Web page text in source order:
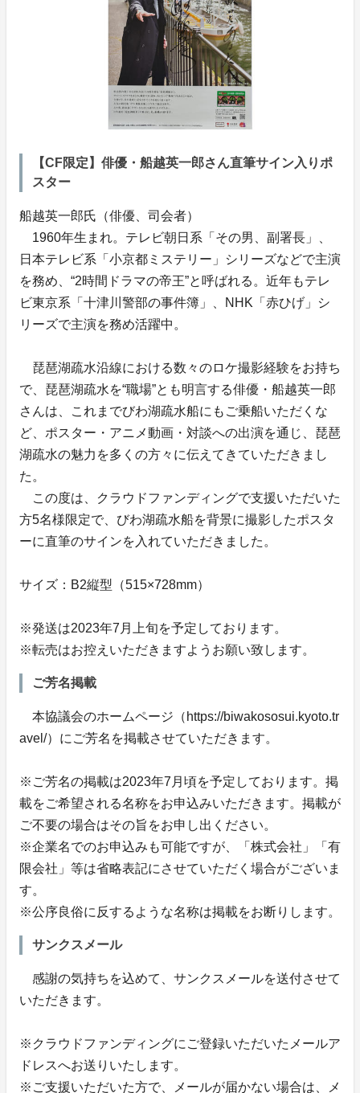
【CF限定】俳優・船越英一郎さん直筆サイン入りポ
スター
船越英一郎氏（俳優、司会者）
1960年生まれ。テレビ朝日系「その男、副署長」、
日本テレビ系「小京都ミステリー」シリーズなどで主演
を務め、“2時間ドラマの帝王”と呼ばれる。近年もテレ
ビ東京系「十津川警部の事件簿」、NHK「赤ひげ」シ
リーズで主演を務め活躍中。
琵琶湖疏水沿線における数々のロケ撮影経験をお持ち
で、琵琶湖疏水を“職場”とも明言する俳優・船越英一郎
さんは、これまでびわ湖疏水船にもご乗船いただくな
ど、ポスター・アニメ動画・対談への出演を通じ、琵琶
湖疏水の魅力を多くの方々に伝えてきていただきまし
た。
この度は、クラウドファンディングで支援いただいた
方5名様限定で、びわ湖疏水船を背景に撮影したポスタ
ーに直筆のサインを入れていただきました。
サイズ：B2縦型（515×728mm）
※発送は2023年7月上旬を予定しております。
※転売はお控えいただきますようお願い致します。
ご芳名掲載
本協議会のホームページ（https://biwakososui.kyoto.tr
avel/）にご芳名を掲載させていただきます。
※ご芳名の掲載は2023年7月頃を予定しております。掲
載をご希望される名称をお申込みいただきます。掲載が
ご不要の場合はその旨をお申し出ください。
※企業名でのお申込みも可能ですが、「株式会社」「有
限会社」等は省略表記にさせていただく場合がございま
す。
※公序良俗に反するような名称は掲載をお断りします。
サンクスメール
感謝の気持ちを込めて、サンクスメールを送付させて
いただきます。
※クラウドファンディングにご登録いただいたメールア
ドレスへお送りいたします。
※ご支援いただいた方で、メールが届かない場合は、メ